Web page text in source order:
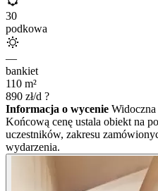
30
podkowa
—
bankiet
110 m²
890 zł/d ?
Informacja o wycenie
Końcową cenę ustala obiekt na
uczestników, zakresu
wydarzenia.